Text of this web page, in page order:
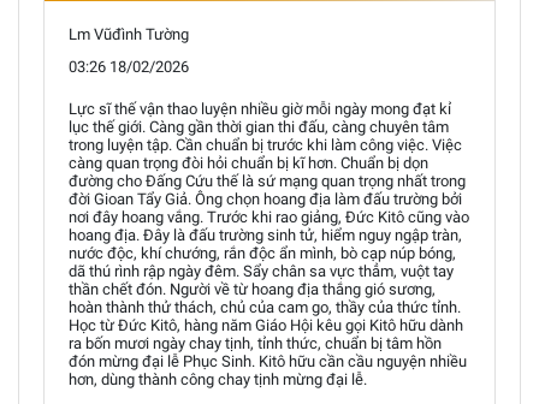
Lm Vũđình Tường
03:26 18/02/2026
Lực sĩ thế vận thao luyện nhiều giờ mỗi ngày mong đạt kỉ
lục thế giới. Càng gần thời gian thi đấu, càng chuyên tâm
trong luyện tập. Cần chuẩn bị trước khi làm công việc. Việc
càng quan trọng đòi hỏi chuẩn bị kĩ hơn. Chuẩn bị dọn
đường cho Đấng Cứu thế là sứ mạng quan trọng nhất trong
đời Gioan Tẩy Giả. Ông chọn hoang địa làm đấu trường bởi
nơi đây hoang vắng. Trước khi rao giảng, Đức Kitô cũng vào
hoang địa. Đây là đấu trường sinh tử, hiểm nguy ngập tràn,
nước độc, khí chướng, rắn độc ẩn mình, bò cạp núp bóng,
dã thú rình rập ngày đêm. Sẩy chân sa vực thẳm, vuột tay
thần chết đón. Người về từ hoang địa thắng gió sương,
hoàn thành thử thách, chủ của cam go, thầy của thức tỉnh.
Học từ Đức Kitô, hàng năm Giáo Hội kêu gọi Kitô hữu dành
ra bốn mươi ngày chay tịnh, tỉnh thức, chuẩn bị tâm hồn
đón mừng đại lễ Phục Sinh. Kitô hữu cần cầu nguyện nhiều
hơn, dùng thành công chay tịnh mừng đại lễ.